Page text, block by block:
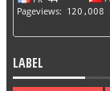
LABEL